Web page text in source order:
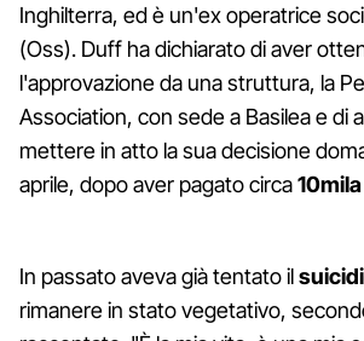
Inghilterra, ed è un'ex operatrice
(Oss). Duff ha dichiarato di aver
l'approvazione da una struttura, la
Association, con sede a Basilea e di
mettere in atto la sua decisione
aprile, dopo aver pagato circa
In passato aveva già tentato il
rimanere in stato vegetativo,